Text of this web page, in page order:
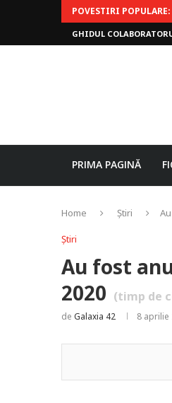
POVESTIRI POPULARE:
GHIDUL
PRIMA PAGINĂ
Home Știri
Știri
Au fost
2020 (timp de
de Galaxia 42 8 aprilie